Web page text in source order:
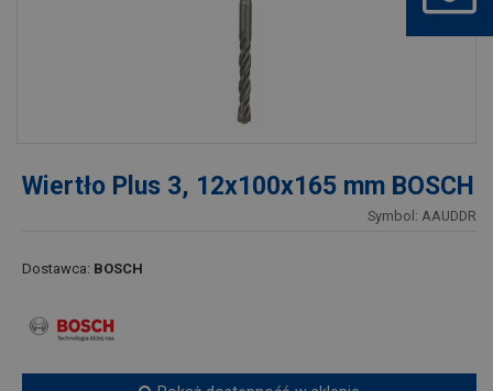
Wiertło Plus 3, 12x100x165 mm BOSCH
Symbol: AAUDDR
Dostawca: BOSCH